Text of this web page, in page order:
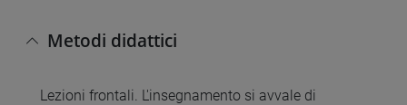
Metodi didattici
Lezioni frontali. L'insegnamento si avvale di